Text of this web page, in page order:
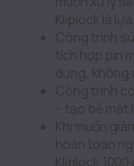
Kliplock là
Công trình
tích hợp pin
dụng, không
Công trình
– tạo bề mặt
Khi muốn
hoàn toàn
Kliplock